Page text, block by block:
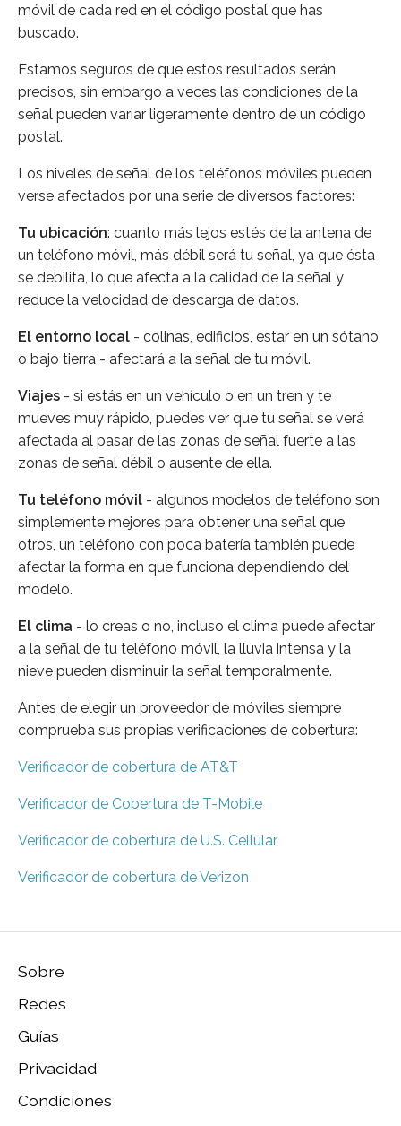
móvil de cada red en el código postal que has
buscado.
Estamos seguros de que estos resultados serán
precisos, sin embargo a veces las condiciones de la
señal pueden variar ligeramente dentro de un código
postal.
Los niveles de señal de los teléfonos móviles pueden
verse afectados por una serie de diversos factores:
Tu ubicación: cuanto más lejos estés de la antena de
un teléfono móvil, más débil será tu señal, ya que ésta
se debilita, lo que afecta a la calidad de la señal y
reduce la velocidad de descarga de datos.
El entorno local - colinas, edificios, estar en un sótano
o bajo tierra - afectará a la señal de tu móvil.
Viajes - si estás en un vehículo o en un tren y te
mueves muy rápido, puedes ver que tu señal se verá
afectada al pasar de las zonas de señal fuerte a las
zonas de señal débil o ausente de ella.
Tu teléfono móvil - algunos modelos de teléfono son
simplemente mejores para obtener una señal que
otros, un teléfono con poca batería también puede
afectar la forma en que funciona dependiendo del
modelo.
El clima - lo creas o no, incluso el clima puede afectar
a la señal de tu teléfono móvil, la lluvia intensa y la
nieve pueden disminuir la señal temporalmente.
Antes de elegir un proveedor de móviles siempre
comprueba sus propias verificaciones de cobertura:
Verificador de cobertura de AT&T
Verificador de Cobertura de T-Mobile
Verificador de cobertura de U.S. Cellular
Verificador de cobertura de Verizon
Sobre
Redes
Guías
Privacidad
Condiciones